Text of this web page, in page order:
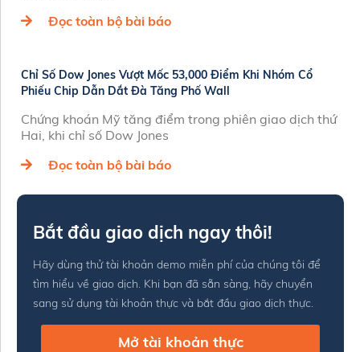
Đọc toàn bộ bài báo
Chỉ Số Dow Jones Vượt Mốc 53,000 Điểm Khi Nhóm Cổ
Phiếu Chip Dẫn Dắt Đà Tăng Phố Wall
Chứng khoán Mỹ tăng điểm trong phiên giao dịch thứ
Hai, khi chỉ số Dow Jones
Đọc toàn bộ bài báo
Bắt đầu giao dịch ngay thôi!
Hãy dùng thử tài khoản demo miễn phí của chúng tôi để
tìm hiểu về giao dịch. Khi bạn đã sẵn sàng, hãy chuyển
sang sử dụng tài khoản thực và bắt đầu giao dịch thực.
Mở tài khoản thực